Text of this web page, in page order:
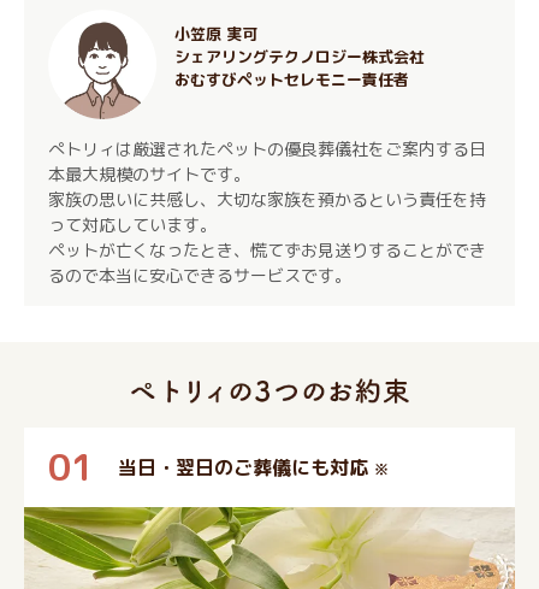
小笠原 実可
シェアリングテクノロジー株式会社
おむすびペットセレモニー責任者
ぺトリィは厳選されたペットの優良葬儀社をご案内する日
本最大規模のサイトです。
家族の思いに共感し、大切な家族を預かるという責任を持
って対応しています。
ペットが亡くなったとき、慌てずお見送りすることができ
るので本当に安心できるサービスです。
01 当日・翌日のご葬儀にも対応 ※